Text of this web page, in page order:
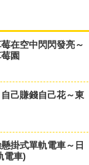
在空中閃閃發亮～
園
己賺錢自己花～東
掛式單軌電車～日
電車)